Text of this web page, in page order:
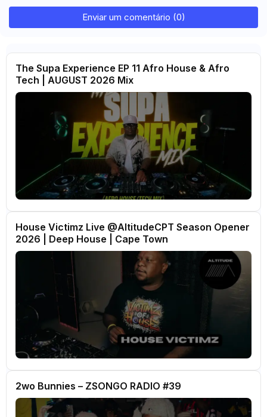
Enviar um comentário (0)
The Supa Experience EP 11 Afro House & Afro
Tech | AUGUST 2026 Mix
House Victimz Live ‪‪@AltitudeCPT‬ Season Opener
2026 | Deep House | Cape Town
2wo Bunnies – ZSONGO RADIO #39